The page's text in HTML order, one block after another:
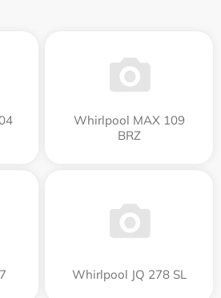
Whirlpool MAX 109
BRZ
Whirlpool JQ 278 SL